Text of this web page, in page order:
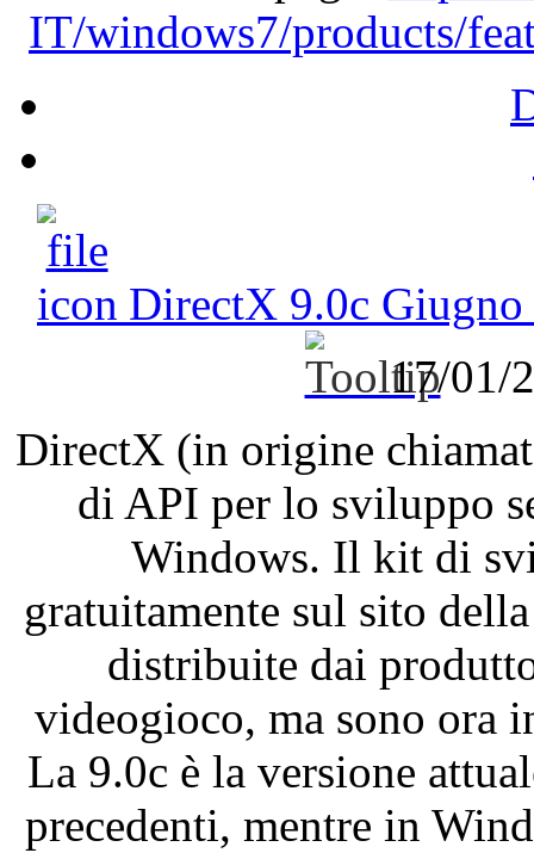
IT/windows7/products/
DirectX 9.0c
17/01/
DirectX (in origine
di API per lo sviluppo
Windows. Il kit di
gratuitamente sul sito
distribuite dai
videogioco, ma sono ora
La 9.0c è la versione
precedenti, mentre in